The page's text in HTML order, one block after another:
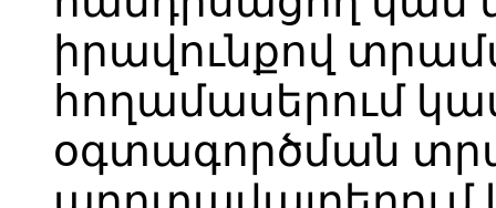
իրավունքով
հողամասերում
օգտագործման